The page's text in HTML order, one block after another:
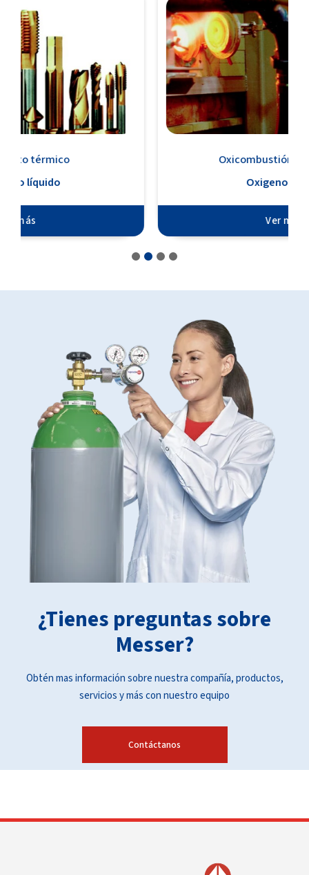
Oxicombustión de residuos
4
¿Tienes preguntas sobre
Messer?
Obtén mas información sobre nuestra compañía, productos,
servicios y más con nuestro equipo
Contáctanos